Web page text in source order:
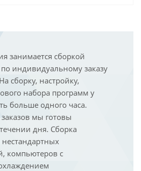
занимается сборкой
индивидуальному заказу
сборку, настройку,
набора программ у
больше одного часа.
мы готовы
дня. Сборка
компьютеров с